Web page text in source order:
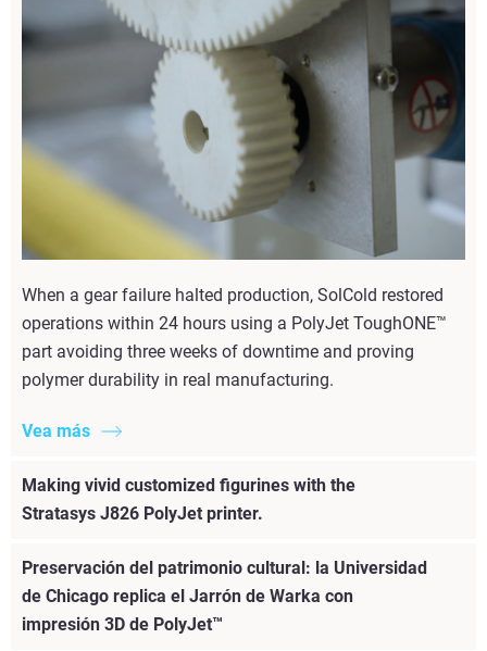
When a gear failure halted production, SolCold restored
operations within 24 hours using a PolyJet ToughONE™
part avoiding three weeks of downtime and proving
polymer durability in real manufacturing.
Vea más
Making vivid customized figurines with the
Stratasys J826 PolyJet printer.
Preservación del patrimonio cultural: la Universidad
de Chicago replica el Jarrón de Warka con
impresión 3D de PolyJet™